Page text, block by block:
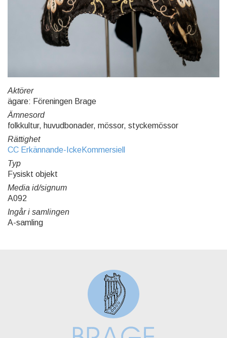
Aktörer
ägare: Föreningen Brage
Ämnesord
folkkultur, huvudbonader, mössor, styckemössor
Rättighet
CC Erkännande-IckeKommersiell
Typ
Fysiskt objekt
Media id/signum
A092
Ingår i samlingen
A-samling